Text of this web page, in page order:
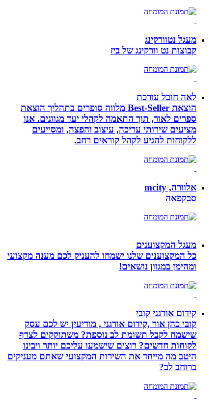
מעגל נטוורקינג
קבוצות נט וורקינג של ביז
לאה חובל עורכת
הוצאת Best-Seller מלווה סופרים בתהליך הוצאת
ספרים לאור, תוך התאמה לקהלי יעד מגוונים. אנו
מציעים שירותי עריכה, עיצוב והפצה, ומסייעים
ללקוחות להגיע לקהל קוראים רחב.
אלוורה, mcity
סבקפאה
מעגל המקצוענים
כל המקצוענים שלנו ישמחו להעניק לכם מענה מקצועי
ומהימן במגוון נושאים!
קידום אורגני קובי
קובי כהן אור ,קידום אורגני , מודיעין יש לכם עסק
שישמח לקבל תשומת לב נוספת? משתוקקים לצרף
לקוחות חדשים? רוצים שישמעו עליכם יותר ויבינו
היטב מה מייחד את השירות המקצועי שאתם מעניקים
ברוחב לב?